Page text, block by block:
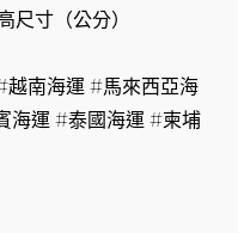
尺寸（公分）
南海運 #馬來西亞海
海運 #泰國海運 #柬埔